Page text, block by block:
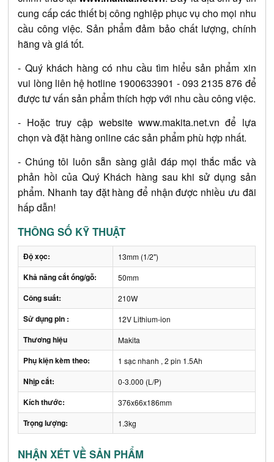
cung cấp các thiết bị công nghiệp phục vụ cho mọi nhu
cầu công việc. Sản phẩm đảm bảo chất lượng, chính
hãng và giá tốt.
- Quý khách hàng có nhu cầu tìm hiểu sản phẩm xin
vui lòng liên hệ hotline 1900633901 - 093 2135 876 để
được tư vấn sản phẩm thích hợp với nhu cầu công việc.
- Hoặc truy cập websitewww.makita.net.vn để lựa
chọn và đặt hàng online các sản phẩm phù hợp nhất.
- Chúng tôi luôn sẵn sàng giải đáp mọi thắc mắc và
phản hồi của Quý Khách hàng sau khi sử dụng sản
phẩm. Nhanh tay đặt hàng để nhận được nhiều ưu đãi
hấp dẫn!
THÔNG SỐ KỸ THUẬT
Độ xọc: 13mm (1/2")
Khả năng cắt ống/gỗ: 50mm
Công suất: 210W
Sử dụng pin : 12V Lithium-ion
Thương hiệu Makita
Phụ kiện kèm theo: 1 sạc nhanh , 2 pin 1.5Ah
Nhịp cắt: 0-3.000 (L/P)
Kích thước: 376x66x186mm
Trọng lượng: 1.3kg
NHẬN XÉT VỀ SẢN PHẨM